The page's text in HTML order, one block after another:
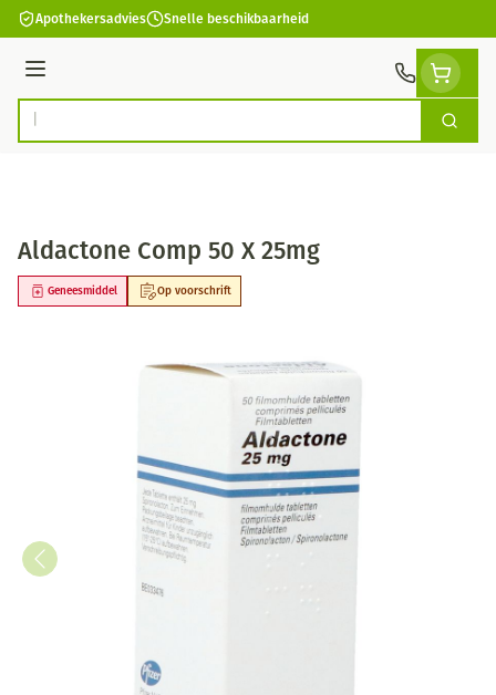
Ga naar de inhoud
Apothekersadvies Snelle beschikbaarheid
Menu
Product, merk, categorie... Zoek
Aldactone Comp 50 X 25mg
Op voorschrift
Geneesmiddel